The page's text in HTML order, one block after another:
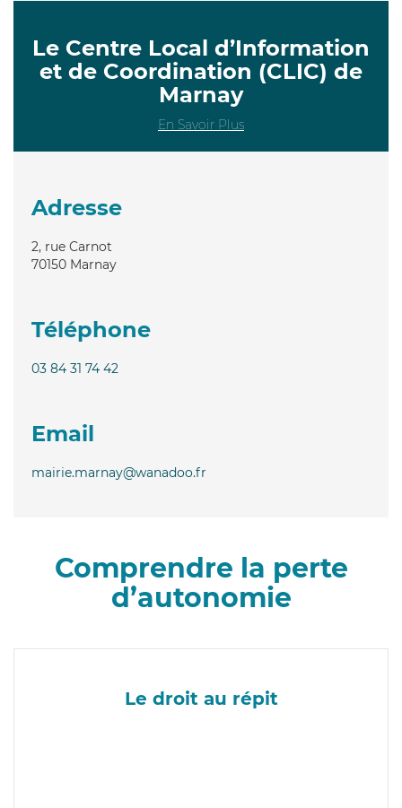
Le Centre Local d’Information
et de Coordination (CLIC) de
Marnay
En Savoir Plus
Adresse
2, rue Carnot
70150 Marnay
Téléphone
03 84 31 74 42
Email
mairie.marnay@wanadoo.fr
Comprendre la perte
d’autonomie
Le droit au répit